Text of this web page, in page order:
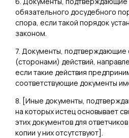
обязательного досудебного
спора, если такой порядок
законом.
7. Документы,
(сторонами) действий,
если такие действия
соответствующие документы
8. [Иные документы,
на которых истец основывает
этих документов для
копии у них отсутствуют].